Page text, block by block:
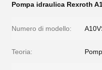
Pompa idraulica Rexroth
Numero di modello:
Teoria: